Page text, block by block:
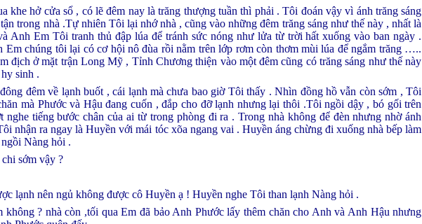
khe hở cửa sổ , có lẽ đêm nay là trăng thượng tuần thì phải . Tôi đoán vậy vì ánh trăng sáng
trong nhà .Tự nhiên Tôi lại nhớ nhà , cũng vào những đêm trăng sáng như thế này , nhất là
Anh Em Tôi tranh thủ đập lúa để tránh sức nóng như lửa từ trời hất xuống vào ban ngày .
Em chúng tôi lại có cơ hội nô đùa rồi nằm trên lớp rơm còn thơm mùi lúa để ngắm trăng …..
địch ở mặt trận Long Mỹ , Tỉnh Chương thiện vào một đêm cũng có trăng sáng như thế này
sinh .
đêm về lạnh buốt , cái lạnh mà chưa bao giờ Tôi thấy . Nhìn đồng hồ vẫn còn sớm , Tôi
mà Phước và Hậu đang cuốn , đắp cho đỡ lạnh nhưng lại thôi .Tôi ngồi dậy , bó gối trên
nghe tiếng bước chân của ai từ trong phòng đi ra . Trong nhà không để đèn nhưng nhờ ánh
nhận ra ngay là Huyền với mái tóc xõa ngang vai . Huyền áng chừng đi xuống nhà bếp làm
Nàng hỏi .
sớm vậy ?
lạnh nên ngủ không được cô Huyền ạ ! Huyền nghe Tôi than lạnh Nàng hỏi .
không ? nhà còn ,tối qua Em đã bảo Anh Phước lấy thêm chăn cho Anh và Anh Hậu nhưng